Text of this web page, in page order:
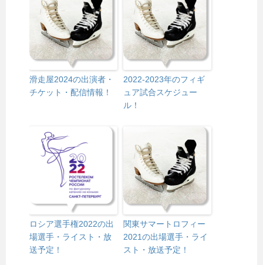
滑走屋2024の出演者・
チケット・配信情報！
2022-2023年のフィギ
ュア試合スケジュー
ル！
ロシア選手権2022の出
場選手・ライスト・放
送予定！
関東サマートロフィー
2021の出場選手・ライ
スト・放送予定！